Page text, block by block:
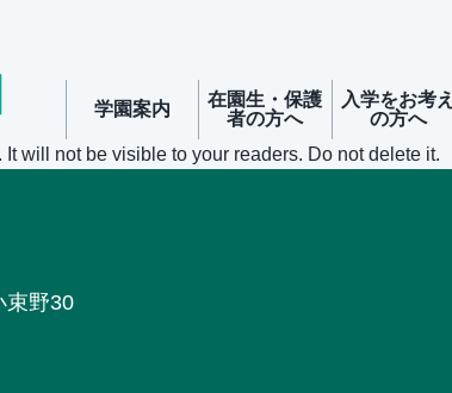
学園案内
在園生・保護
者の方へ
入学をお考え
の方へ
will not be visible to your readers. Do not delete it.
束野30